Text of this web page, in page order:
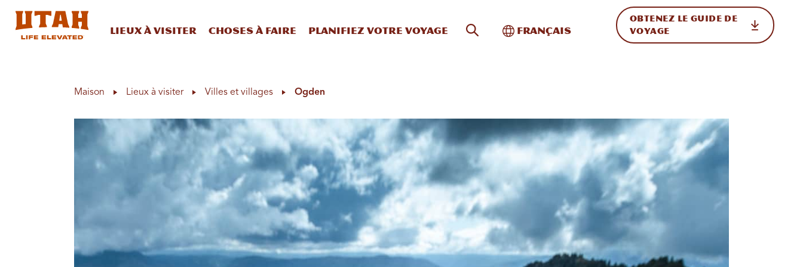
Lieux à visiter Choses à faire Planifiez votre voyage Recherche sur le site
Basculer vers l'international
Français
OBTENEZ LE GUIDE DE
VOYAGE
Maison Lieux à visiter Villes et villages Ogden